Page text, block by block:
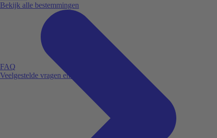
FAQ
Veelgestelde vragen en antwoorden.
Bekijk alle bestemmingen